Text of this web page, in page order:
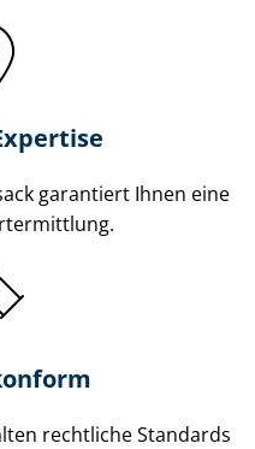
garantiert Ihnen eine
rechtliche Standards